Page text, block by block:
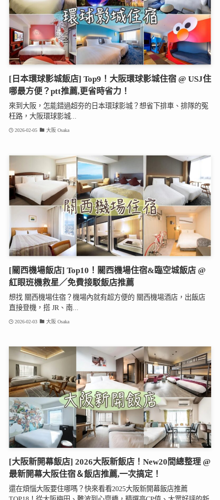
[日本環球影城飯店] Top9！大阪環球影城住宿 @ USJ住
哪最方便？ptt推薦,更省時省力！
來到大阪，怎能錯過超夯的日本環球影城？想省下排車、排隊的冤
枉路，大阪環球影城...
2026-02-05 大阪 Osaka
[關西機場飯店] Top10！關西機場住宿&臨空城飯店 @
紅眼班機救星／免費接駁飯店推薦
想找 關西機場住宿？機場內就有超方便的 關西機場酒店，出飯店
直接登機，搭 JR、南...
2026-02-03 大阪 Osaka
[大阪新開幕飯店] 2026大阪新飯店！New20間總整理 @
最新開幕大阪住宿＆飯店推薦,一次搞定！
還在煩惱大阪要住哪嗎？快來看看2025大阪新開幕飯店推薦